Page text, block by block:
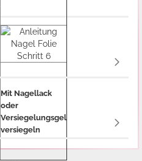
Mit Nagellack
oder
Versiegelungsgel
versiegeln